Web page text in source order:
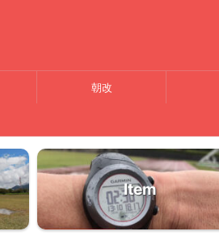
朝改
Item